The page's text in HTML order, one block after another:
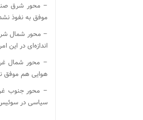
– محور شرق
موفق به نفوذ
– محور شمال
اندازه‌ای در این
– محور شمال
هوایی هم موفق
– محور جنوب
سیاسی در